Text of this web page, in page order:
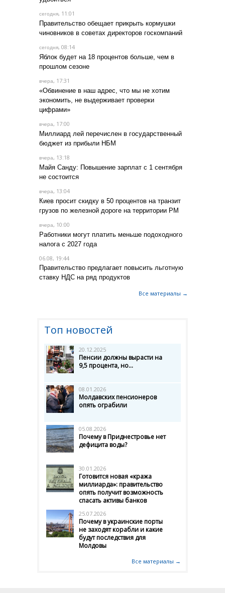
сегодня, 11:01
Правительство обещает прикрыть кормушки
чиновников в советах директоров госкомпаний
сегодня, 08:14
Яблок будет на 18 процентов больше, чем в
прошлом сезоне
вчера, 17:31
«Обвинение в наш адрес, что мы не хотим
экономить, не выдерживает проверки
цифрами»
вчера, 17:00
Миллиард лей перечислен в государственный
бюджет из прибыли НБМ
вчера, 13:18
Майя Санду: Повышение зарплат с 1 сентября
не состоится
вчера, 13:04
Киев просит скидку в 50 процентов на транзит
грузов по железной дороге на территории РМ
вчера, 10:00
Работники могут платить меньше подоходного
налога с 2027 года
06.08, 19:44
Правительство предлагает повысить льготную
ставку НДС на ряд продуктов
Все материалы →
Топ новостей
20.12.2025
Пенсии должны вырасти на
9,5 процента, но...
08.01.2026
Молдавских пенсионеров
опять ограбили
05.08.2026
Почему в Приднестровье нет
дефицита воды?
30.01.2026
Готовится новая «кража
миллиарда»: правительство
опять получит возможность
спасать активы банков
25.07.2026
Почему в украинские порты
не заходят корабли и какие
будут последствия для
Молдовы
Все материалы →